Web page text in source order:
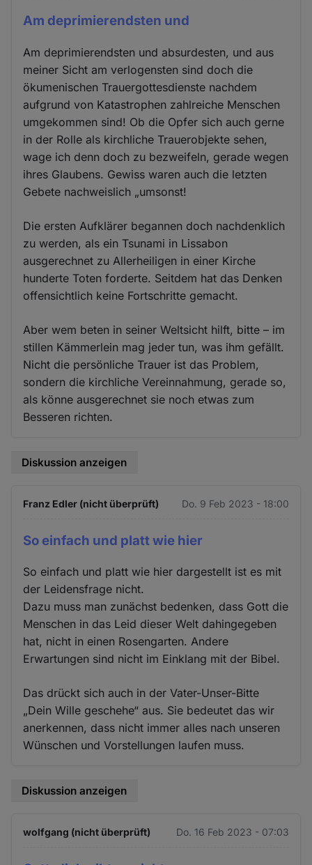
Am deprimierendsten und
Am deprimierendsten und absurdesten, und aus
meiner Sicht am verlogensten sind doch die
ökumenischen Trauergottesdienste nachdem
aufgrund von Katastrophen zahlreiche Menschen
umgekommen sind! Ob die Opfer sich auch gerne
in der Rolle als kirchliche Trauerobjekte sehen,
wage ich denn doch zu bezweifeln, gerade wegen
ihres Glaubens. Gewiss waren auch die letzten
Gebete nachweislich „umsonst!
Die ersten Aufklärer begannen doch nachdenklich
zu werden, als ein Tsunami in Lissabon
ausgerechnet zu Allerheiligen in einer Kirche
hunderte Toten forderte. Seitdem hat das Denken
offensichtlich keine Fortschritte gemacht.
Aber wem beten in seiner Weltsicht hilft, bitte – im
stillen Kämmerlein mag jeder tun, was ihm gefällt.
Nicht die persönliche Trauer ist das Problem,
sondern die kirchliche Vereinnahmung, gerade so,
als könne ausgerechnet sie noch etwas zum
Besseren richten.
Diskussion anzeigen
Franz Edler (nicht überprüft) Do. 9 Feb 2023 - 18:00
So einfach und platt wie hier
So einfach und platt wie hier dargestellt ist es mit
der Leidensfrage nicht.
Dazu muss man zunächst bedenken, dass Gott die
Menschen in das Leid dieser Welt dahingegeben
hat, nicht in einen Rosengarten. Andere
Erwartungen sind nicht im Einklang mit der Bibel.
Das drückt sich auch in der Vater-Unser-Bitte
„Dein Wille geschehe“ aus. Sie bedeutet das wir
anerkennen, dass nicht immer alles nach unseren
Wünschen und Vorstellungen laufen muss.
Diskussion anzeigen
wolfgang (nicht überprüft) Do. 16 Feb 2023 - 07:03